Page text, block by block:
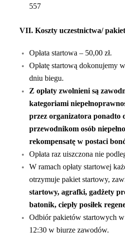
557
VII. Koszty uczestnictwa/
Opłata startowa – 50,00 zł.
Opłatę startową dokonujemy
dniu biegu.
Z opłaty zwolnieni są
kategoriami
przez organizatora ponadto
przewodnikom osób
rekompensatę w postaci
Opłata raz uiszczona nie
W ramach opłaty startowej
otrzymuje pakiet startowy,
startowy, agrafki, gadżety
batonik, ciepły posiłek
Odbiór pakietów startowych
12:30 w biurze zawodów.